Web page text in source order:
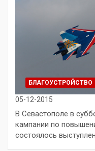
БЛАГОУСТРОЙСТВО
05-12-2015
В Севастополе в
кампании по
состоялось